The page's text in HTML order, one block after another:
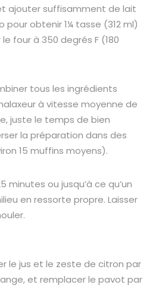
ajouter suffisamment de lait
pour obtenir 1¼ tasse (312 ml)
four à 350 degrés F (180
tous les ingrédients
à vitesse moyenne de
juste le temps de bien
la préparation dans des
15 muffins moyens).
minutes ou jusqu’à ce qu’un
en ressorte propre. Laisser
le jus et le zeste de citron par
et remplacer le pavot par